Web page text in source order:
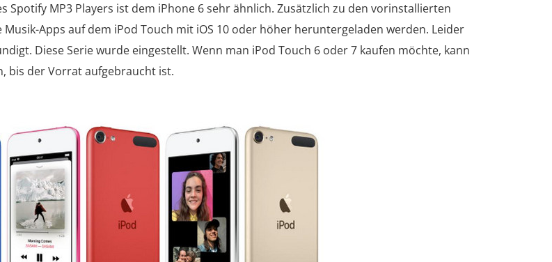
Spotify MP3 Players ist dem iPhone 6 sehr ähnlich. Zusätzlich zu den vorinstallierten
Apps auf dem iPod Touch mit iOS 10 oder höher heruntergeladen werden. Leider
Diese Serie wurde eingestellt. Wenn man iPod Touch 6 oder 7 kaufen möchte, kann
bis der Vorrat aufgebraucht ist.